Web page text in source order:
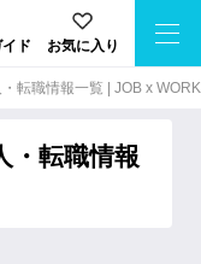
ド お気に入り
転職情報⼀覧 | JOB x WORK
・転職情報